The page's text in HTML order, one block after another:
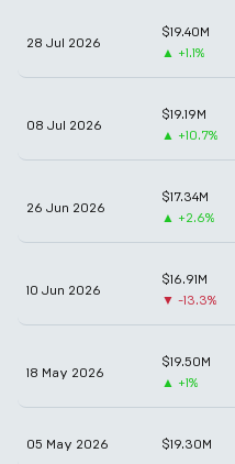
28 Jul 2026
$19.40M
▲ +1.1%
08 Jul 2026
$19.19M
▲ +10.7%
26 Jun 2026
$17.34M
▲ +2.6%
10 Jun 2026
$16.91M
▼ -13.3%
18 May 2026
$19.50M
▲ +1%
05 May 2026 $19.30M